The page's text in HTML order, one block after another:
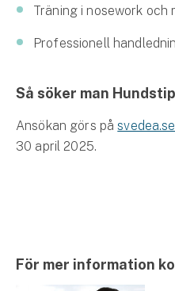
Träning i nosework och
Professionell
Så söker man
Ansökan görs på
30 april 2025.
För mer information